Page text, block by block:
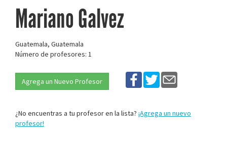
Mariano Galvez
Guatemala, Guatemala
Número de profesores: 1
Agrega un Nuevo Profesor
¿No encuentras a tu profesor en la lista? ¡Agrega un nuevo
profesor!